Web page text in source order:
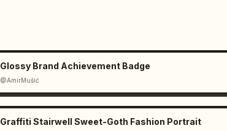
Glossy Brand Achievement Badge
@AmirMušić
Graffiti Stairwell Sweet-Goth Fashion Portrait